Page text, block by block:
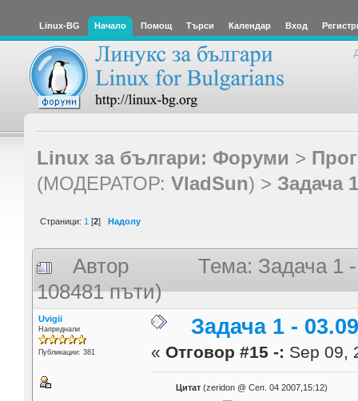
Linux-BG Начало Помощ Търси Календар Вход
Linux за българи: Форуми >
(МОДЕРАТОР: VladSun) > Задача
Страници: 1 [2] Надолу
Автор
Тема: Задача 1
108481 пъти)
Uvigii
Напреднали
Публикации: 381
Задача 1 -
« Отговор #15 -: Sep 09,
Цитат(zeridon @ Сеп. 04 2007,15:12)